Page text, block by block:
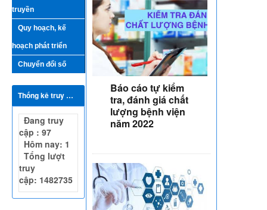
truyền
Quy hoạch, kế
hoạch phát triển
Chuyển đổi số
Thống kê truy cập
Đang truy
cập : 97
Hôm nay: 1
Tổng lượt
truy
cập: 1482735
Báo cáo tự kiểm
tra, đánh giá chất
lượng bệnh viện
năm 2022